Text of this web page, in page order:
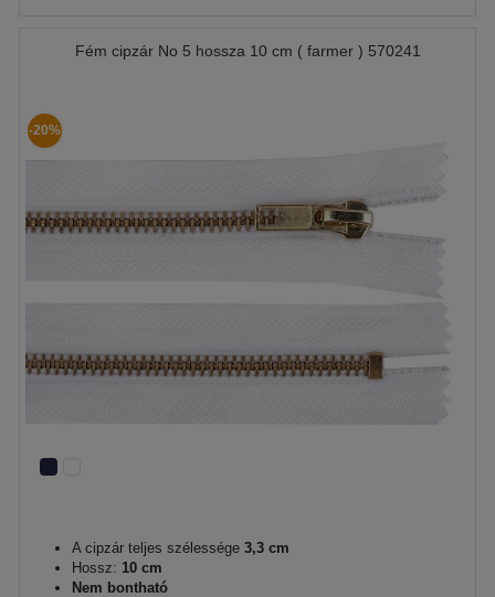
Fém cipzár No 5 hossza 10 cm ( farmer ) 570241
-20%
A cipzár teljes szélessége 3,3 cm
Hossz: 10 cm
Nem bontható